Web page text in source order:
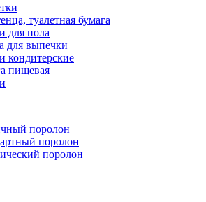
туалетная бумага
для пола
для выпечки
кондитерские
пищевая
поролон
поролон
поролон